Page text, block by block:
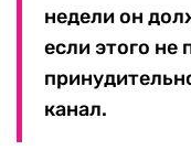
недели он
если этого не
канал.